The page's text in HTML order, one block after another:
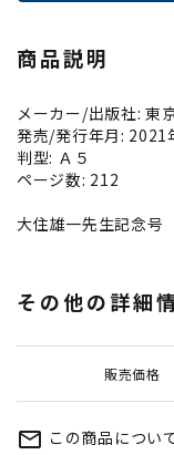
商品説明
メーカー/出版社: 東
発売/発行年月: 2021
判型: Ａ５
ページ数: 212
大住雄一先生記念号
その他の詳細
販売価格
mail_outline この商品につい